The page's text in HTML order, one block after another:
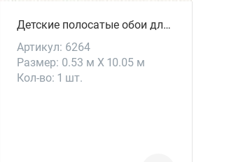
Детские полосатые обои для кухни Oscar
Артикул: 6264
Размер: 0.53 м X 10.05 м
Кол-во: 1 шт.